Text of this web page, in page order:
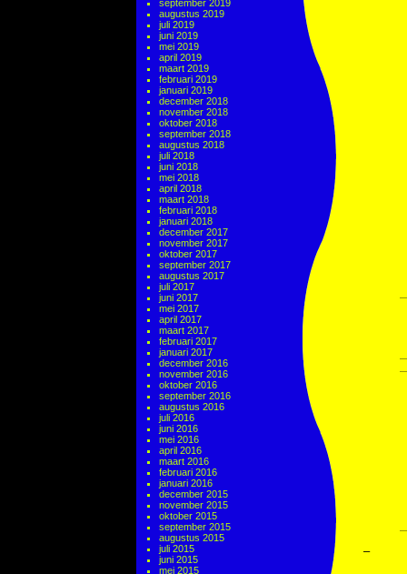
september 2019
augustus 2019
juli 2019
juni 2019
mei 2019
april 2019
maart 2019
februari 2019
januari 2019
december 2018
november 2018
oktober 2018
september 2018
augustus 2018
juli 2018
juni 2018
mei 2018
april 2018
maart 2018
februari 2018
januari 2018
december 2017
november 2017
oktober 2017
september 2017
augustus 2017
juli 2017
juni 2017
mei 2017
april 2017
maart 2017
februari 2017
januari 2017
december 2016
november 2016
oktober 2016
september 2016
augustus 2016
juli 2016
juni 2016
mei 2016
april 2016
maart 2016
februari 2016
januari 2016
december 2015
november 2015
oktober 2015
september 2015
augustus 2015
juli 2015
juni 2015
mei 2015
–